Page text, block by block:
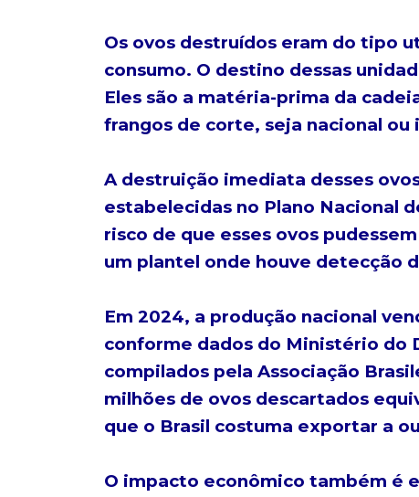
Os ovos destruídos eram do tipo
consumo. O destino dessas
Eles são a matéria-prima da
frangos de corte, seja nacional ou
A destruição imediata desses
estabelecidas no Plano Nacional
risco de que esses ovos
um plantel onde houve detecção
Em 2024, a produção nacional
conforme dados do Ministério do
compilados pela Associação
milhões de ovos descartados
que o Brasil costuma exportar a
O impacto econômico também é